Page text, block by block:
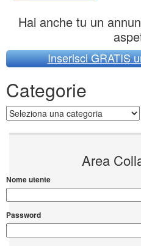
Hai anche tu un
Inserisci GRATIS
Categorie
Categorie
Area
Nome utente
Password